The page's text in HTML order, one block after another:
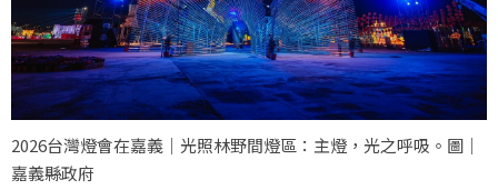
2026台灣燈會在嘉義｜光照林野間燈區：主燈，光之呼吸。圖｜
嘉義縣政府